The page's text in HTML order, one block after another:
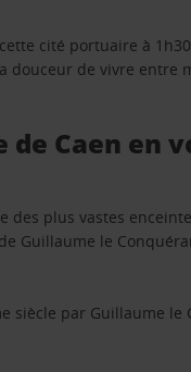
cité portuaire à
douceur de vivre
de Caen en
des plus vastes
Guillaume le
siècle par Guillaume